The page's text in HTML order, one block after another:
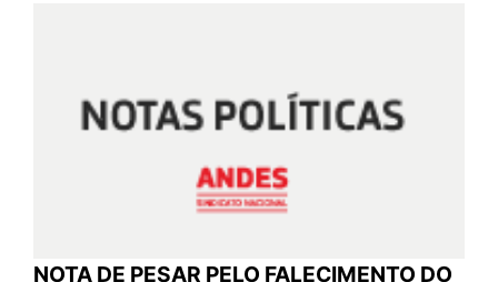
NOTA DE PESAR PELO FALECIMENTO DO